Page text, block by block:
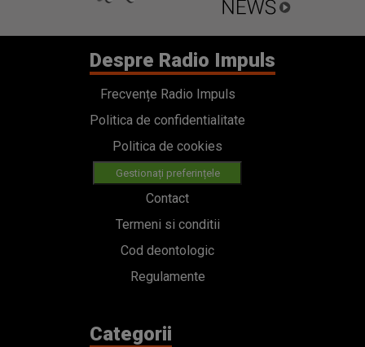
Despre Radio Impuls
Frecvențe Radio Impuls
Politica de confidentialitate
Politica de cookies
Gestionați preferințele
Contact
Termeni si conditii
Cod deontologic
Regulamente
Categorii